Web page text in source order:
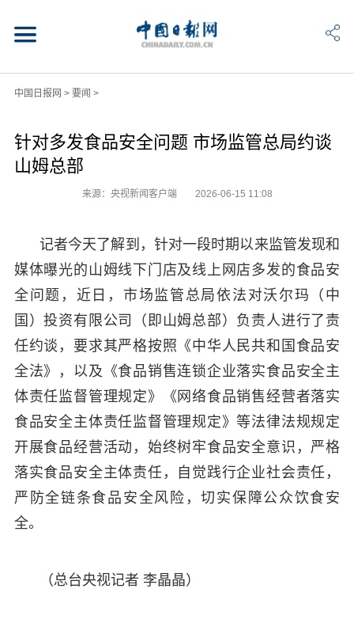
中国日报网 > 要闻 >
针对多发食品安全问题 市场监管总局约谈
山姆总部
来源：央视新闻客户端 2026-06-15 11:08
记者今天了解到，针对一段时期以来监管发现和
媒体曝光的山姆线下门店及线上网店多发的食品安
全问题，近日，市场监管总局依法对沃尔玛（中
国）投资有限公司（即山姆总部）负责人进行了责
任约谈，要求其严格按照《中华人民共和国食品安
全法》，以及《食品销售连锁企业落实食品安全主
体责任监督管理规定》《网络食品销售经营者落实
食品安全主体责任监督管理规定》等法律法规规定
开展食品经营活动，始终树牢食品安全意识，严格
落实食品安全主体责任，自觉践行企业社会责任，
严防全链条食品安全风险，切实保障公众饮食安
全。
（总台央视记者 李晶晶）